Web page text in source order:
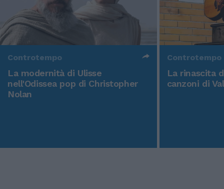
Controtempo
La modernità di Ulisse
nell'Odissea pop di Christopher
Nolan
Controtempo
La rinascita
canzoni di